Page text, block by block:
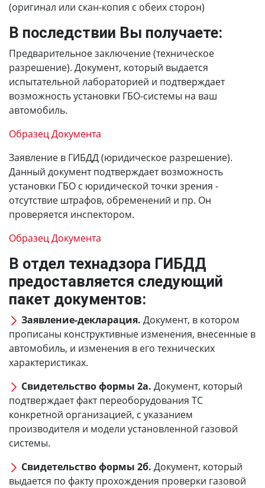
(оригинал или скан-копия с обеих сторон)
В последствии Вы получаете:
Предварительное заключение (техническое
разрешение). Документ, который выдается
испытательной лабораторией и подтверждает
возможность установки ГБО-системы на ваш
автомобиль.
Образец Документа
Заявление в ГИБДД (юридическое разрешение).
Данный документ подтверждает возможность
установки ГБО с юридической точки зрения -
отсутствие штрафов, обременений и пр. Он
проверяется инспектором.
Образец Документа
В отдел технадзора ГИБДД
предоставляется следующий
пакет документов:
Заявление-декларация. Документ, в котором
прописаны конструктивные изменения, внесенные в
автомобиль, и изменения в его технических
характеристиках.
Свидетельство формы 2а. Документ, который
подтверждает факт переоборудования ТС
конкретной организацией, с указанием
производителя и модели установленной газовой
системы.
Свидетельство формы 2б. Документ, который
выдается по факту прохождения проверки газовой